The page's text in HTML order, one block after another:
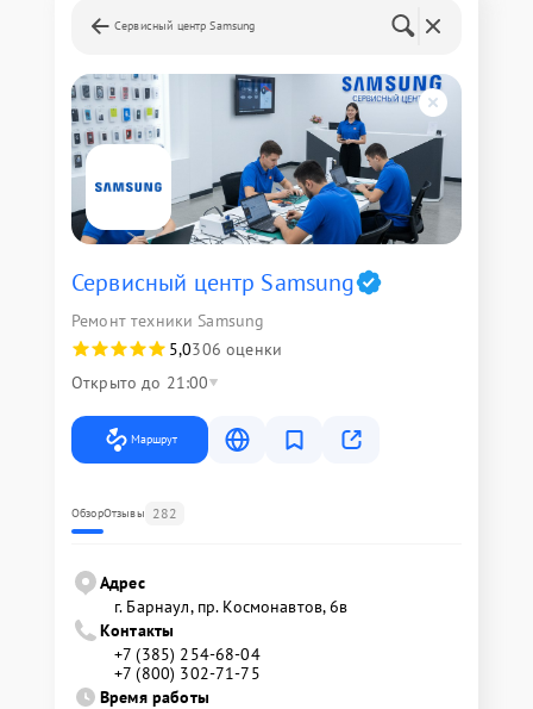
Сервисный центр Samsung
Сервисный центр Samsung
Ремонт техники Samsung
5,0306 оценки
Открыто до 21:00
Маршрут
ОбзорОтзывы 282
Адрес
г. Барнаул, ​пр. Космонавтов, 6в
Контакты
+7 (385) 254-68-04
+7 (800) 302-71-75
Время работы